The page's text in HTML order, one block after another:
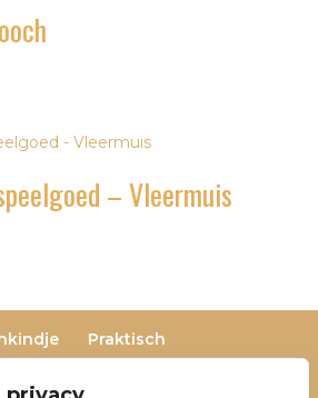
– Vleermuis
Praktisch
en retourneringsbeleid